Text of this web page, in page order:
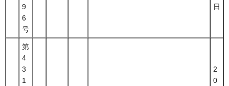
9
6
号
日
第
4
3
1
2
0